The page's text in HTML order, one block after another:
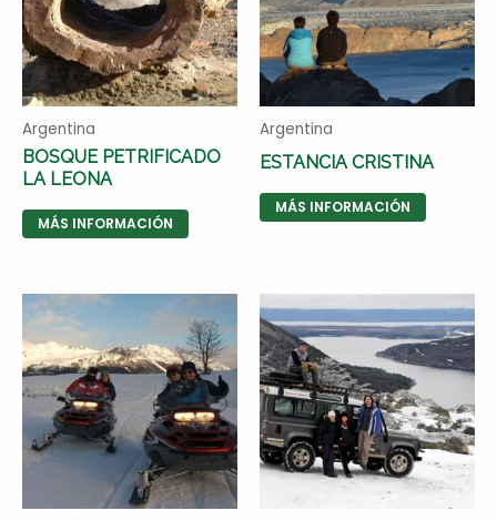
Argentina
BOSQUE PETRIFICADO
LA LEONA
MÁS INFORMACIÓN
Argentina
ESTANCIA CRISTINA
MÁS INFORMACIÓN